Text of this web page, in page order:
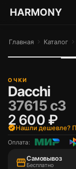
ГАРМОНИЯ
HARMONY
Главная chevron_right Каталог chevron_right
ОЧКИ
Dacchi
37615 с3
2 600 ₽
verifiedНашли дешевле?
Оплата:
storefrontСамовывоз
Бесплатно